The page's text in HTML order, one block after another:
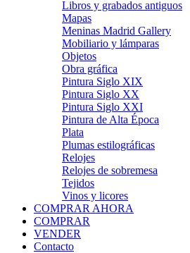
Libros y grabados antiguos
Mapas
Meninas Madrid Gallery
Mobiliario y lámparas
Objetos
Obra gráfica
Pintura Siglo XIX
Pintura Siglo XX
Pintura Siglo XXI
Pintura de Alta Época
Plata
Plumas estilográficas
Relojes
Relojes de sobremesa
Tejidos
Vinos y licores
COMPRAR AHORA
COMPRAR
VENDER
Contacto